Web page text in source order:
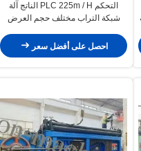
التحكم PLC 225m / H الناتج آلة
شبكة التراب مختلف حجم العرض
احصل على أفضل سعر